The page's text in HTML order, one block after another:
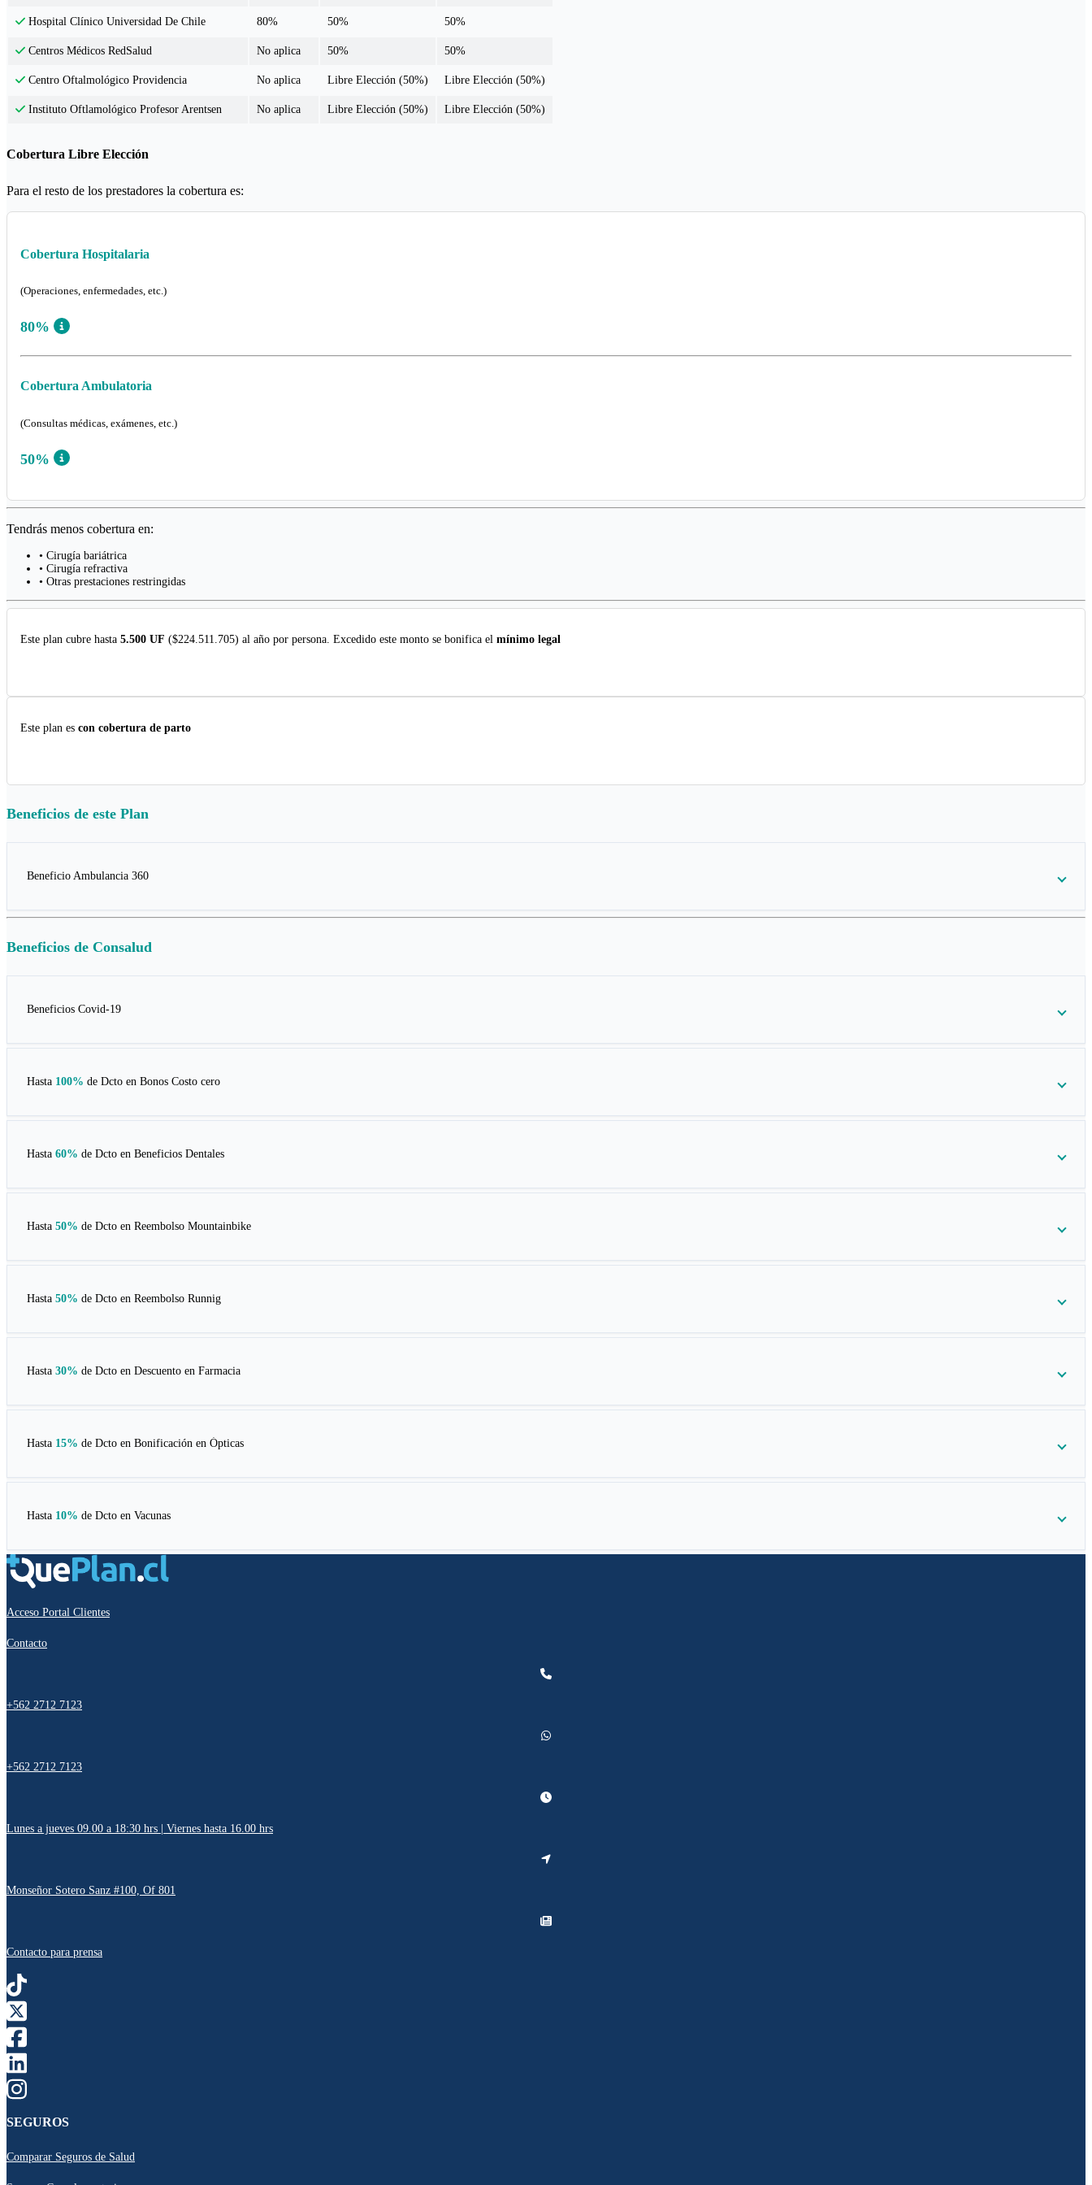
Hospital Clínico Universidad De Chile 80% 50% 50%
Centros Médicos RedSalud No aplica 50% 50%
Centro Oftalmológico Providencia No aplica Libre Elección (50%) Libre Elección (50%)
Instituto Oftlamológico Profesor Arentsen No aplica Libre Elección (50%) Libre Elección (50%)
Cobertura Libre Elección
Para el resto de los prestadores la cobertura es:
Cobertura Hospitalaria
(Operaciones, enfermedades, etc.)
80%
Cobertura Ambulatoria
(Consultas médicas, exámenes, etc.)
50%
Tendrás menos cobertura en:
• Cirugía bariátrica
• Cirugía refractiva
• Otras prestaciones restringidas
Este plan cubre hasta 5.500 UF ($224.511.705) al año por persona. Excedido este monto se bonifica el mínimo legal
Este plan es con cobertura de parto
Beneficios de este Plan
Beneficio Ambulancia 360
Beneficios de Consalud
Beneficios Covid-19
Hasta 100% de Dcto en Bonos Costo cero
Hasta 60% de Dcto en Beneficios Dentales
Hasta 50% de Dcto en Reembolso Mountainbike
Hasta 50% de Dcto en Reembolso Runnig
Hasta 30% de Dcto en Descuento en Farmacia
Hasta 15% de Dcto en Bonificación en Ópticas
Hasta 10% de Dcto en Vacunas
Acceso Portal Clientes
Contacto
+562 2712 7123
+562 2712 7123
Lunes a jueves 09.00 a 18:30 hrs | Viernes hasta 16.00 hrs
Monseñor Sotero Sanz #100, Of 801
Contacto para prensa
SEGUROS
Comparar Seguros de Salud